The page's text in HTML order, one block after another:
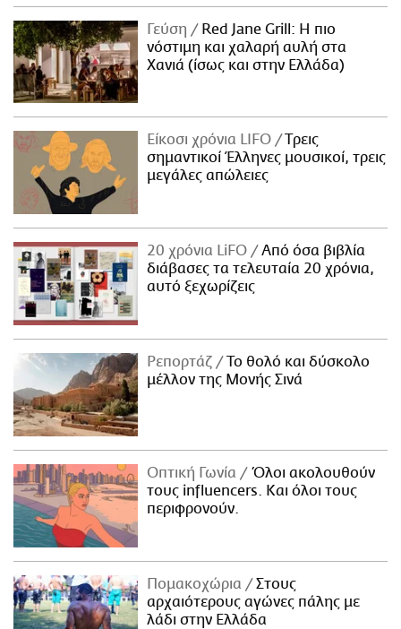
Γεύση
Red Jane Grill: Η πιο
νόστιμη και χαλαρή αυλή στα
Χανιά (ίσως και στην Ελλάδα)
Είκοσι χρόνια LIFO
Tρεις
σημαντικοί Έλληνες μουσικοί, τρεις
μεγάλες απώλειες
20 χρόνια LiFO
Από όσα βιβλία
διάβασες τα τελευταία 20 χρόνια,
αυτό ξεχωρίζεις
Ρεπορτάζ
Το θολό και δύσκολο
μέλλον της Μονής Σινά
Οπτική Γωνία
Όλοι ακολουθούν
τους influencers. Και όλοι τους
περιφρονούν.
Πομακοχώρια
Στους
αρχαιότερους αγώνες πάλης με
λάδι στην Ελλάδα